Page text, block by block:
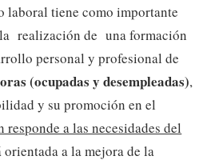
laboral tiene como importante
realización de una formación
personal y profesional de
(ocupadas y desempleadas),
y su promoción en el
responde a las necesidades del
orientada a la mejora de la